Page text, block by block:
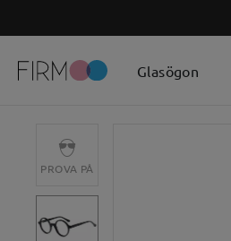
Glasögon
PROVA PÅ